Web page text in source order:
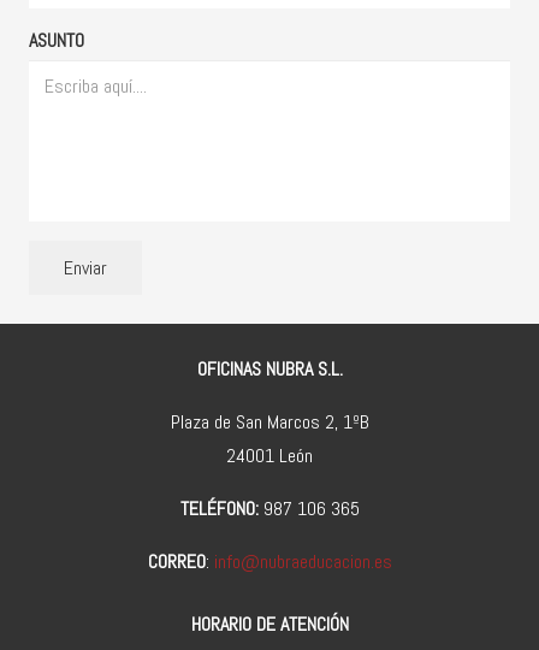
ASUNTO
Enviar
OFICINAS NUBRA S.L.
Plaza de San Marcos 2, 1ºB
24001 León
TELÉFONO:987 106 365
CORREO: info@nubraeducacion.es
HORARIO DE ATENCIÓN